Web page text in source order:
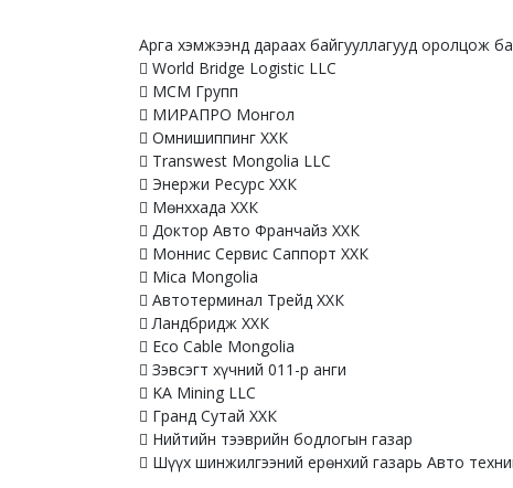
Арга хэмжээнд дараах байгууллагууд оролцож
 World Bridge Logistic LLC
 МСМ Групп
 МИРАПРО Монгол
 Омнишиппинг ХХК
 Transwest Mongolia LLC
 Энержи Ресурс ХХК
 Мөнххада ХХК
 Доктор Авто Франчайз ХХК
 Моннис Сервис Саппорт ХХК
 Mica Mongolia
 Автотерминал Трейд ХХК
 Ландбридж ХХК
 Eco Cable Mongolia
 Зэвсэгт хүчний 011-р анги
 KA Mining LLC
 Гранд Сутай ХХК
 Нийтийн тээврийн бодлогын газар
 Шүүх шинжилгээний ерөнхий газарь Авто